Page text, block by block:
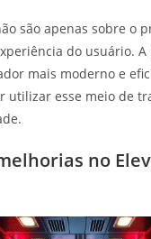
são apenas sobre o
do usuário.
mais moderno e
utilizar esse meio de
no